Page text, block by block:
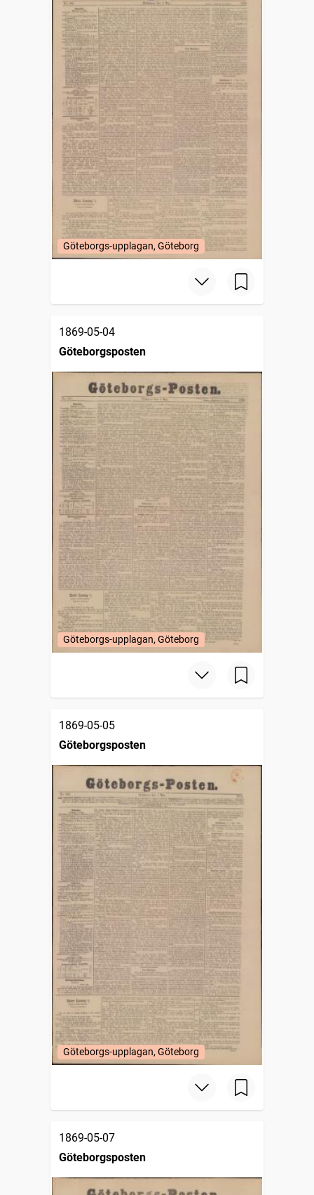
Göteborgs-upplagan, Göteborg
1869-05-04
Göteborgsposten
Göteborgs-upplagan, Göteborg
1869-05-05
Göteborgsposten
Göteborgs-upplagan, Göteborg
1869-05-07
Göteborgsposten